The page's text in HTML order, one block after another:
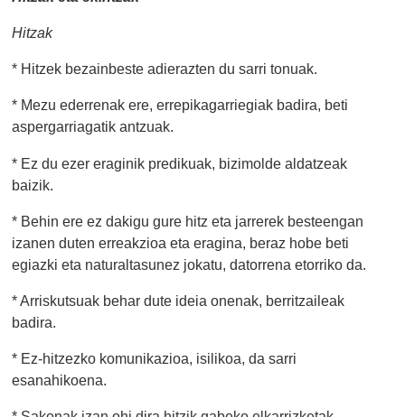
Hitzak
* Hitzek bezainbeste adierazten du sarri tonuak.
* Mezu ederrenak ere, errepikagarriegiak badira, beti
aspergarriagatik antzuak.
* Ez du ezer eraginik predikuak, bizimolde aldatzeak
baizik.
* Behin ere ez dakigu gure hitz eta jarrerek besteengan
izanen duten erreakzioa eta eragina, beraz hobe beti
egiazki eta naturaltasunez jokatu, datorrena etorriko da.
* Arriskutsuak behar dute ideia onenak, berritzaileak
badira.
* Ez-hitzezko komunikazioa, isilikoa, da sarri
esanahikoena.